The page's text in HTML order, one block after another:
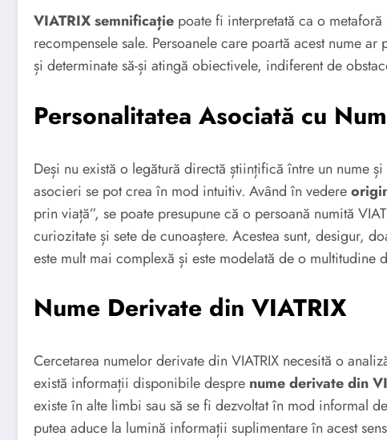
VIATRIX semnificație poate fi interpretată ca o
recompensele sale. Persoanele care poartă acest nume
și determinate să-și atingă obiectivele, indiferent de
Personalitatea Asociată cu
Deși nu există o legătură directă științifică între un nume
asocieri se pot crea în mod intuitiv. Având în vedere
prin viață”, se poate presupune că o persoană numită
curiozitate și sete de cunoaștere. Acestea sunt, desigur,
este mult mai complexă și este modelată de o multitudine
Nume Derivate din VIATRIX
Cercetarea numelor derivate din VIATRIX necesită o
există informații disponibile despre nume derivate din
existe în alte limbi sau să se fi dezvoltat în mod informal
putea aduce la lumină informații suplimentare în acest